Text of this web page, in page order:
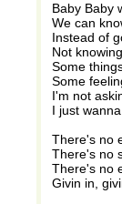
Baby Baby
We can
Instead of
Not
Some
Some
I'm not
I just
There's no
There's no
There's no
Givin in,